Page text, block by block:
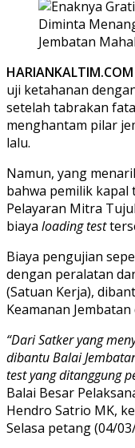
HARIANKALTIM.COM
uji ketahanan
setelah tabrakan
menghantam pilar
lalu.
Namun, yang
bahwa pemilik kapal
Pelayaran Mitra
biaya loading test
Biaya pengujian
dengan peralatan
(Satuan Kerja),
Keamanan Jembatan
“Dari Satker yang
dibantu Balai
test yang ditanggung
Balai Besar
Hendro Satrio MK,
Selasa petang (04/